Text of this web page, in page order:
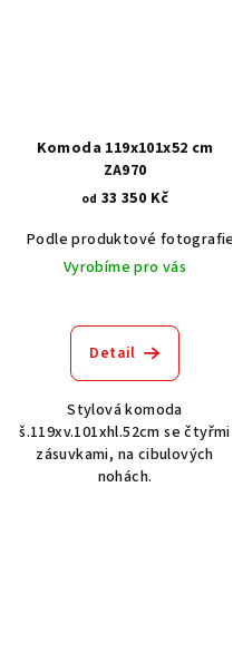
Komoda 119x101x52 cm
ZA970
od 33 350 Kč
Podle produktové fotografie
Vyrobíme pro vás
Detail
Stylová komoda
š.119xv.101xhl.52cm se čtyřmi
zásuvkami, na cibulových
nohách.